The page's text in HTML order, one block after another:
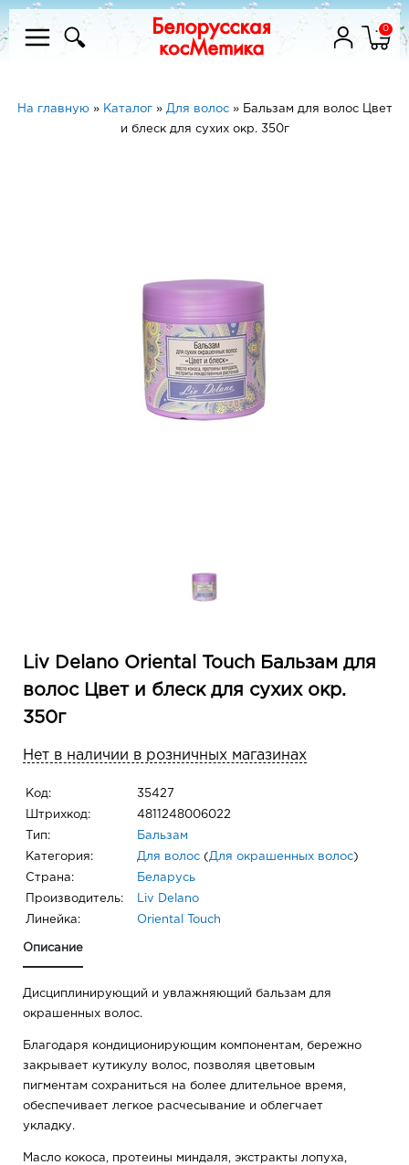
0
На главную» Каталог» Для волос» Бальзам для волос Цвет
и блеск для сухих окр. 350г
Liv Delano Oriental Touch Бальзам для
волос Цвет и блеск для сухих окр.
350г
Нет в наличии в розничных магазинах
Код: 35427
Штрихкод: 4811248006022
Тип: Бальзам
Категория: Для волос ( Для окрашенных волос)
Страна: Беларусь
Производитель: Liv Delano
Линейка: Oriental Touch
Описание
Дисциплинирующий и увлажняющий бальзам для
окрашенных волос.
Благодаря кондиционирующим компонентам, бережно
закрывает кутикулу волос, позволяя цветовым
пигментам сохраниться на более длительное время,
обеспечивает легкое расчесывание и облегчает
укладку.
Масло кокоса, протеины миндаля, экстракты лопуха,